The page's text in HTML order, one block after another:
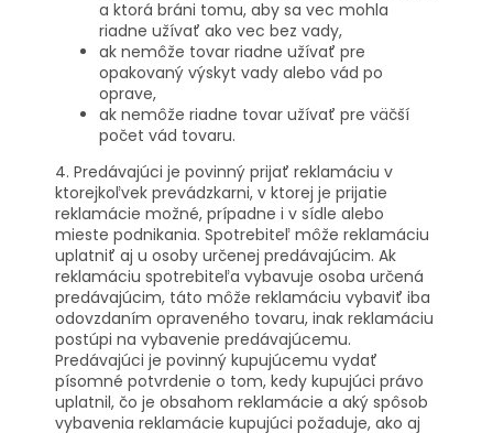
a ktorá bráni tomu, aby sa vec mohla
riadne užívať ako vec bez vady,
ak nemôže tovar riadne užívať pre
opakovaný výskyt vady alebo vád po
oprave,
ak nemôže riadne tovar užívať pre väčší
počet vád tovaru.
4. Predávajúci je povinný prijať reklamáciu v
ktorejkoľvek prevádzkarni, v ktorej je prijatie
reklamácie možné, prípadne i v sídle alebo
mieste podnikania. Spotrebiteľ môže reklamáciu
uplatniť aj u osoby určenej predávajúcim. Ak
reklamáciu spotrebiteľa vybavuje osoba určená
predávajúcim, táto môže reklamáciu vybaviť iba
odovzdaním opraveného tovaru, inak reklamáciu
postúpi na vybavenie predávajúcemu.
Predávajúci je povinný kupujúcemu vydať
písomné potvrdenie o tom, kedy kupujúci právo
uplatnil, čo je obsahom reklamácie a aký spôsob
vybavenia reklamácie kupujúci požaduje, ako aj